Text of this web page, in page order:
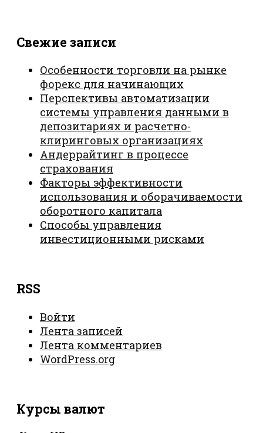
Свежие записи
Особенности торговли на рынке
форекс для начинающих
Перспективы автоматизации
системы управления данными в
депозитариях и расчетно-
клиринговых организациях
Андеррайтинг в процессе
страхования
Факторы эффективности
использования и оборачиваемости
оборотного капитала
Способы управления
инвестиционными рисками
RSS
Войти
Лента записей
Лента комментариев
WordPress.org
Курсы валют